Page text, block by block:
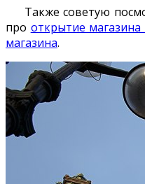
Также советую
про открытие
магазина.